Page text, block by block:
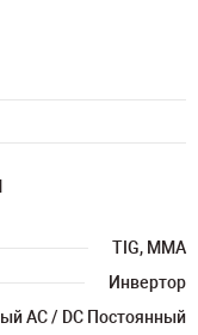
TIG, MMA
Инвертор
АС / DC Постоянный